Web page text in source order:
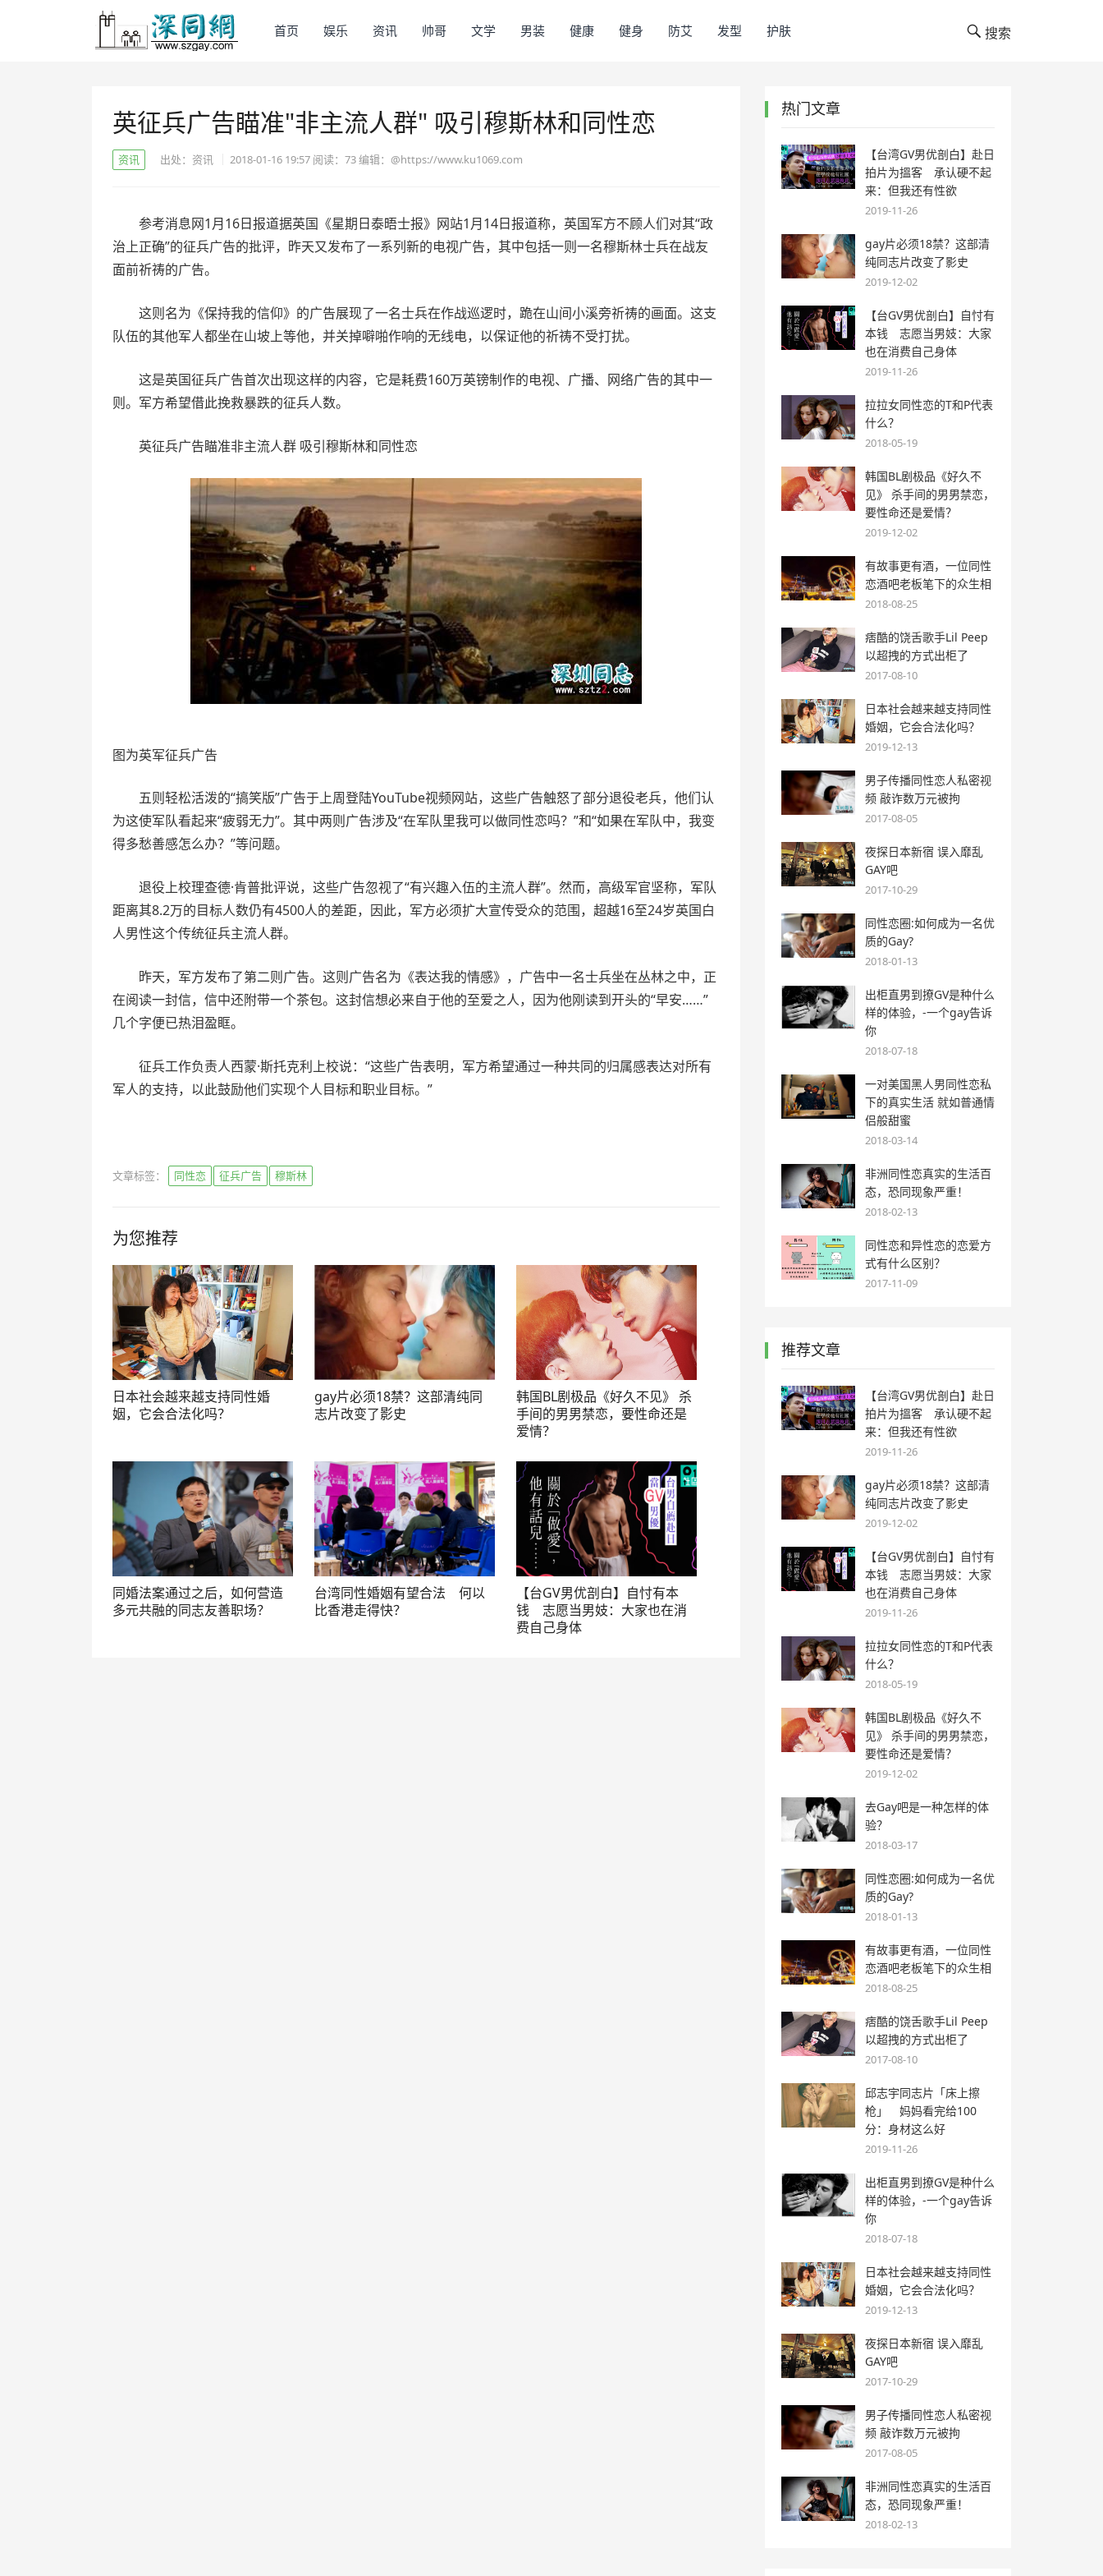
首页 娱乐 资讯 帅哥 文学 男装 健康 健身 防艾 发型 护肤 搜索
英征兵广告瞄准"非主流人群" 吸引穆斯林和同性恋
资讯 出处：资讯 2018-01-16 19:57 阅读： 73编辑： @https://www.ku1069.com
参考消息网1月16日报道据英国《星期日泰晤士报》网站1月14日报道称，英国军方不顾人们对其“政
治上正确”的征兵广告的批评，昨天又发布了一系列新的电视广告，其中包括一则一名穆斯林士兵在战友
面前祈祷的广告。
这则名为《保持我的信仰》的广告展现了一名士兵在作战巡逻时，跪在山间小溪旁祈祷的画面。这支
队伍的其他军人都坐在山坡上等他，并关掉噼啪作响的无线电，以保证他的祈祷不受打扰。
这是英国征兵广告首次出现这样的内容，它是耗费160万英镑制作的电视、广播、网络广告的其中一
则。军方希望借此挽救暴跌的征兵人数。
英征兵广告瞄准非主流人群 吸引穆斯林和同性恋
图为英军征兵广告
五则轻松活泼的“搞笑版”广告于上周登陆YouTube视频网站，这些广告触怒了部分退役老兵，他们认
为这使军队看起来“疲弱无力”。其中两则广告涉及“在军队里我可以做同性恋吗？”和“如果在军队中，我变
得多愁善感怎么办？”等问题。
退役上校理查德·肯普批评说，这些广告忽视了“有兴趣入伍的主流人群”。然而，高级军官坚称，军队
距离其8.2万的目标人数仍有4500人的差距，因此，军方必须扩大宣传受众的范围，超越16至24岁英国白
人男性这个传统征兵主流人群。
昨天，军方发布了第二则广告。这则广告名为《表达我的情感》，广告中一名士兵坐在丛林之中，正
在阅读一封信，信中还附带一个茶包。这封信想必来自于他的至爱之人，因为他刚读到开头的“早安……”
几个字便已热泪盈眶。
征兵工作负责人西蒙·斯托克利上校说：“这些广告表明，军方希望通过一种共同的归属感表达对所有
军人的支持，以此鼓励他们实现个人目标和职业目标。”
文章标签： 同性恋 征兵广告 穆斯林
为您推荐
日本社会越来越支持同性婚
姻，它会合法化吗？
gay片必须18禁？这部清纯同
志片改变了影史
韩国BL剧极品《好久不见》 杀
手间的男男禁恋，要性命还是
爱情？
同婚法案通过之后，如何营造
多元共融的同志友善职场？
台湾同性婚姻有望合法 何以
比香港走得快？
【台GV男优剖白】自忖有本
钱 志愿当男妓：大家也在消
费自己身体
热门文章
【台湾GV男优剖白】赴日
拍片为搵客 承认硬不起
来：但我还有性欲
2019-11-26
gay片必须18禁？这部清
纯同志片改变了影史
2019-12-02
【台GV男优剖白】自忖有
本钱 志愿当男妓：大家
也在消费自己身体
2019-11-26
拉拉女同性恋的T和P代表
什么？
2018-05-19
韩国BL剧极品《好久不
见》 杀手间的男男禁恋，
要性命还是爱情？
2019-12-02
有故事更有酒，一位同性
恋酒吧老板笔下的众生相
2018-08-25
痞酷的饶舌歌手Lil Peep
以超拽的方式出柜了
2017-08-10
日本社会越来越支持同性
婚姻，它会合法化吗？
2019-12-13
男子传播同性恋人私密视
频 敲诈数万元被拘
2017-08-05
夜探日本新宿 误入靡乱
GAY吧
2017-10-29
同性恋圈:如何成为一名优
质的Gay?
2018-01-13
出柜直男到撩GV是种什么
样的体验，-一个gay告诉
你
2018-07-18
一对美国黑人男同性恋私
下的真实生活 就如普通情
侣般甜蜜
2018-03-14
非洲同性恋真实的生活百
态，恐同现象严重！
2018-02-13
同性恋和异性恋的恋爱方
式有什么区别？
2017-11-09
推荐文章
【台湾GV男优剖白】赴日
拍片为搵客 承认硬不起
来：但我还有性欲
2019-11-26
gay片必须18禁？这部清
纯同志片改变了影史
2019-12-02
【台GV男优剖白】自忖有
本钱 志愿当男妓：大家
也在消费自己身体
2019-11-26
拉拉女同性恋的T和P代表
什么？
2018-05-19
韩国BL剧极品《好久不
见》 杀手间的男男禁恋，
要性命还是爱情？
2019-12-02
去Gay吧是一种怎样的体
验？
2018-03-17
同性恋圈:如何成为一名优
质的Gay?
2018-01-13
有故事更有酒，一位同性
恋酒吧老板笔下的众生相
2018-08-25
痞酷的饶舌歌手Lil Peep
以超拽的方式出柜了
2017-08-10
邱志宇同志片「床上擦
枪」 妈妈看完给100
分：身材这么好
2019-11-26
出柜直男到撩GV是种什么
样的体验，-一个gay告诉
你
2018-07-18
日本社会越来越支持同性
婚姻，它会合法化吗？
2019-12-13
夜探日本新宿 误入靡乱
GAY吧
2017-10-29
男子传播同性恋人私密视
频 敲诈数万元被拘
2017-08-05
非洲同性恋真实的生活百
态，恐同现象严重！
2018-02-13